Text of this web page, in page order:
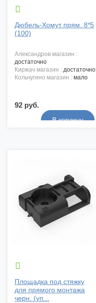

Дюбель-Хомут прям. 8*5
(100)
александров магазин :
достаточно
киржач магазин : достаточно
кольчугино магазин : мало
92 руб.

Площадка под стяжку
для прямого монтажа
черн. (уп...